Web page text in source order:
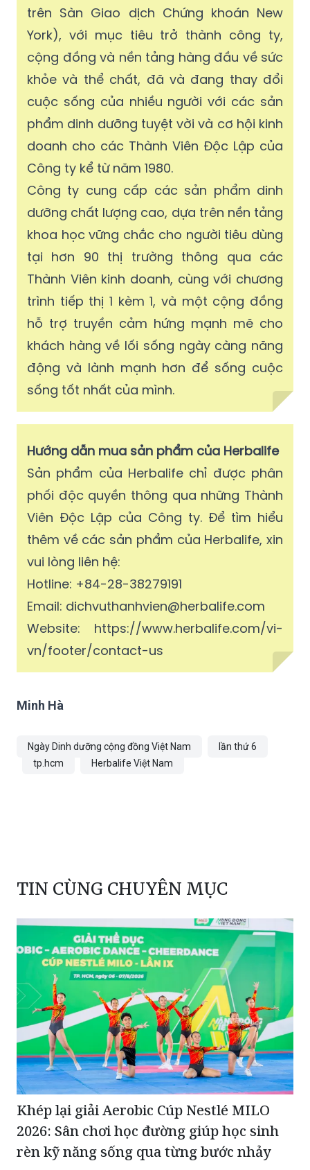
trên Sàn Giao dịch Chứng khoán New
York), với mục tiêu trở thành công ty,
cộng đồng và nền tảng hàng đầu về sức
khỏe và thể chất, đã và đang thay đổi
cuộc sống của nhiều người với các sản
phẩm dinh dưỡng tuyệt vời và cơ hội kinh
doanh cho các Thành Viên Độc Lập của
Công ty kể từ năm 1980.
Công ty cung cấp các sản phẩm dinh
dưỡng chất lượng cao, dựa trên nền tảng
khoa học vững chắc cho người tiêu dùng
tại hơn 90 thị trường thông qua các
Thành Viên kinh doanh, cùng với chương
trình tiếp thị 1 kèm 1, và một cộng đồng
hỗ trợ truyền cảm hứng mạnh mẽ cho
khách hàng về lối sống ngày càng năng
động và lành mạnh hơn để sống cuộc
sống tốt nhất của mình.
Hướng dẫn mua sản phẩm của Herbalife
Sản phẩm của Herbalife chỉ được phân
phối độc quyền thông qua những Thành
Viên Độc Lập của Công ty. Để tìm hiểu
thêm về các sản phẩm của Herbalife, xin
vui lòng liên hệ:
Hotline: +84-28-38279191
Email: dichvuthanhvien@herbalife.com
Website: https://www.herbalife.com/vi-
vn/footer/contact-us
Minh Hà
Ngày Dinh dưỡng cộng đồng Việt Nam
lần thứ 6
tp.hcm
Herbalife Việt Nam
TIN CÙNG CHUYÊN MỤC
Khép lại giải Aerobic Cúp Nestlé MILO
2026: Sân chơi học đường giúp học sinh
rèn kỹ năng sống qua từng bước nhảy